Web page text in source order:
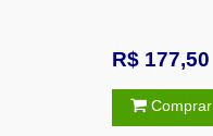
R$ 177,50
Comprar